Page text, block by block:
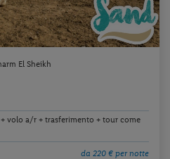
El Sheikh
volo a/r + trasferimento + tour come
da 220 € per notte